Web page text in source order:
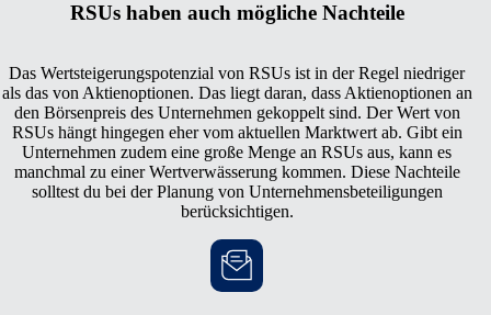
RSUs haben auch mögliche Nachteile
Das Wertsteigerungspotenzial von RSUs ist in der Regel niedriger
als das von Aktienoptionen. Das liegt daran, dass Aktienoptionen an
den Börsenpreis des Unternehmen gekoppelt sind. Der Wert von
RSUs hängt hingegen eher vom aktuellen Marktwert ab. Gibt ein
Unternehmen zudem eine große Menge an RSUs aus, kann es
manchmal zu einer Wertverwässerung kommen. Diese Nachteile
solltest du bei der Planung von Unternehmensbeteiligungen
berücksichtigen.